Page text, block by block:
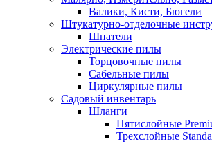
Валики, Кисти, Бюгели
Штукатурно-отделочные
Шпатели
Электрические пилы
Торцовочные пилы
Сабельные пилы
Циркулярные пилы
Садовый инвентарь
Шланги
Пятислойные
Трехслойные